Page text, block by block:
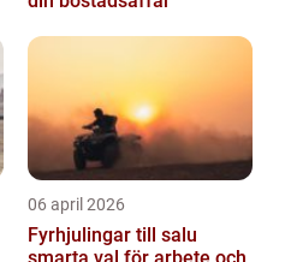
06 april 2026
Fyrhjulingar till salu